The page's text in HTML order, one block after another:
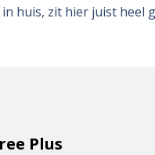
huis, zit hier juist heel
Plus